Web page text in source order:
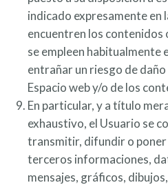
indicado expresamente en
encuentren los contenidos
se empleen habitualmente
entrañar un riesgo de
Espacio web y/o de los
En particular, y a título
exhaustivo, el Usuario se
transmitir, difundir o poner
terceros informaciones,
mensajes, gráficos,